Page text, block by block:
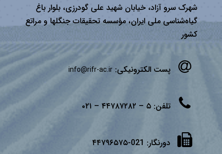
شهرک سرو آزاد، خیابان شهید علی گودرزی، بلوار باغ
گیاه‌شناسی ملی ایران، مؤسسه تحقیقات جنگلها و مراتع
كشور
پست الکترونیکی: info@rifr-ac.ir
تلفن: ۵ – ۴۴۷۸۷۲۸۲ – ۰۲۱
دورنگار: 021-۴۴۷۹۶۵۷۵